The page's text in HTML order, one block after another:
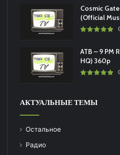
Cosmic
(Official
ATB – 9 PM
HQ) 360p
АКТУАЛЬНЫЕ ТЕМЫ
Остальное
Радио